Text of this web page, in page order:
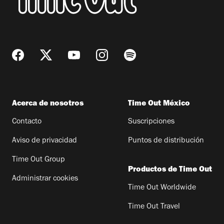
Acerca de nosotros
Contacto
Aviso de privacidad
Time Out Group
Administrar cookies
Time Out México
Suscripciones
Puntos de distribución
Productos de Time Out
Time Out Worldwide
Time Out Travel